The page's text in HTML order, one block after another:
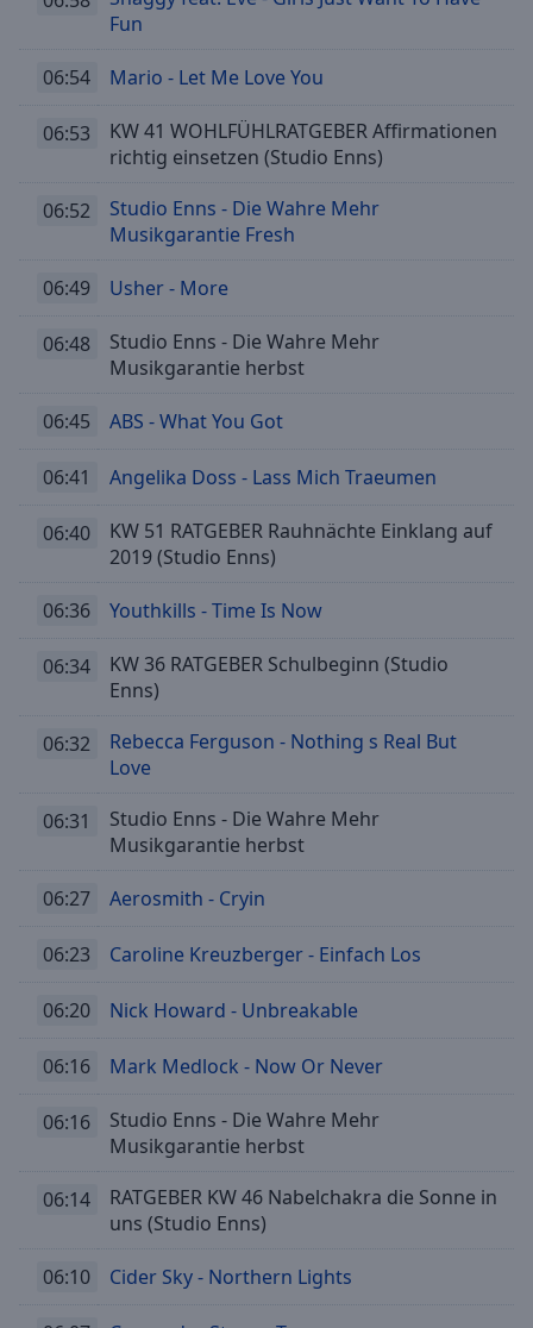
Fun
06:54 Mario - Let Me Love You
06:53
KW 41 WOHLFÜHLRATGEBER Affirmationen
richtig einsetzen (Studio Enns)
06:52
Studio Enns - Die Wahre Mehr
Musikgarantie Fresh
06:49 Usher - More
06:48
Studio Enns - Die Wahre Mehr
Musikgarantie herbst
06:45 ABS - What You Got
06:41 Angelika Doss - Lass Mich Traeumen
06:40
KW 51 RATGEBER Rauhnächte Einklang auf
2019 (Studio Enns)
06:36 Youthkills - Time Is Now
06:34
KW 36 RATGEBER Schulbeginn (Studio
Enns)
06:32
Rebecca Ferguson - Nothing s Real But
Love
06:31
Studio Enns - Die Wahre Mehr
Musikgarantie herbst
06:27 Aerosmith - Cryin
06:23 Caroline Kreuzberger - Einfach Los
06:20 Nick Howard - Unbreakable
06:16 Mark Medlock - Now Or Never
06:16
Studio Enns - Die Wahre Mehr
Musikgarantie herbst
06:14
RATGEBER KW 46 Nabelchakra die Sonne in
uns (Studio Enns)
06:10 Cider Sky - Northern Lights